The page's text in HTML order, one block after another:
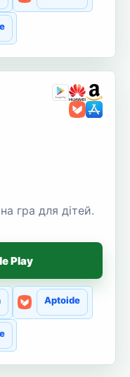
гра для дітей.
Play
Aptoide